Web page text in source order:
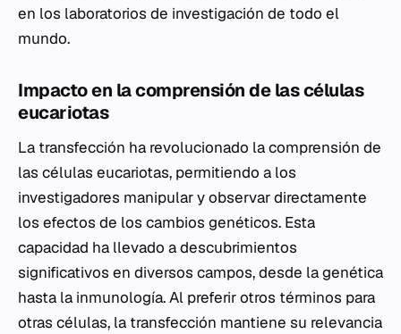
en los laboratorios de investigación de todo el
mundo.
Impacto en la comprensión de las células
eucariotas
La transfección ha revolucionado la comprensión de
las células eucariotas, permitiendo a los
investigadores manipular y observar directamente
los efectos de los cambios genéticos. Esta
capacidad ha llevado a descubrimientos
significativos en diversos campos, desde la genética
hasta la inmunología. Al preferir otros términos para
otras células, la transfección mantiene su relevancia